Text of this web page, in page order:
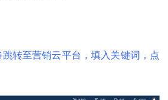
转至营销云平台，填入关键词，点